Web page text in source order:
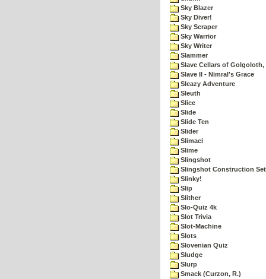
Sky Blazer
Sky Diver!
Sky Scraper
Sky Warrior
Sky Writer
Slammer
Slave Cellars of Golgoloth,
Slave II - Nimral's Grace
Sleazy Adventure
Sleuth
Slice
Slide
Slide Ten
Slider
Slimaci
Slime
Slingshot
Slingshot Construction Set
Slinky!
Slip
Slither
Slo-Quiz 4k
Slot Trivia
Slot-Machine
Slots
Slovenian Quiz
Sludge
Slurp
Smack (Curzon, R.)